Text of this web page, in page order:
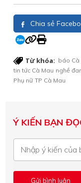
Chia sẻ
Từ khóa: báo Cà
tin tức Cà Mau nghề
Phụ nữ TP Cà Mau
Ý KIẾN BẠN